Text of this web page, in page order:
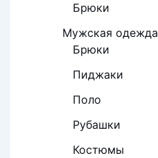
Брюки
Мужская одежда
Брюки
Пиджаки
Поло
Рубашки
Костюмы